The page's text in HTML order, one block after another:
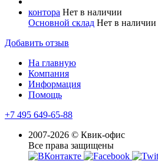
контора Нет в наличии
Основной склад Нет в наличии
Добавить отзыв
На главную
Компания
Информация
Помощь
+7 495 649-65-88
2007-2026 © Квик-офис
Все права защищены